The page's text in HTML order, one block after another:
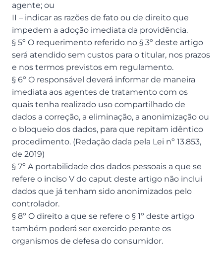
agente; ou
II – indicar as razões de fato ou de direito que
impedem a adoção imediata da providência.
§ 5º O requerimento referido no § 3º deste artigo
será atendido sem custos para o titular, nos prazos
e nos termos previstos em regulamento.
§ 6º O responsável deverá informar de maneira
imediata aos agentes de tratamento com os
quais tenha realizado uso compartilhado de
dados a correção, a eliminação, a anonimização ou
o bloqueio dos dados, para que repitam idêntico
procedimento. (Redação dada pela Lei nº 13.853,
de 2019)
§ 7º A portabilidade dos dados pessoais a que se
refere o inciso V do caput deste artigo não inclui
dados que já tenham sido anonimizados pelo
controlador.
§ 8º O direito a que se refere o § 1º deste artigo
também poderá ser exercido perante os
organismos de defesa do consumidor.